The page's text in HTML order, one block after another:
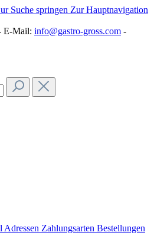
Suche springen Zur Hauptnavigation
E-Mail: info@gastro-gross.com -
Adressen Zahlungsarten Bestellungen